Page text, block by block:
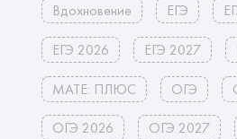
Вдохновение ЕГЭ
ЕГЭ 2026 ЕГЭ 2027
МАТЕ: ПЛЮС ОГЭ
ОГЭ 2026 ОГЭ 2027